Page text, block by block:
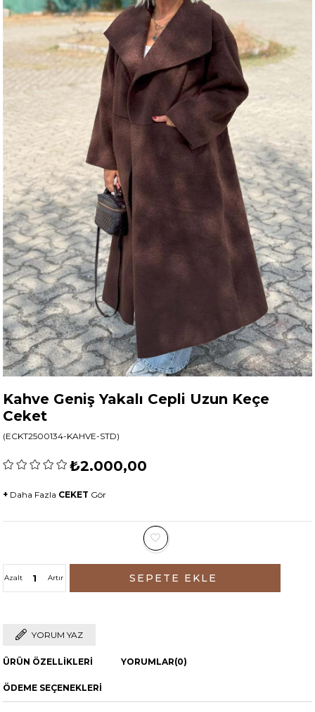
Kahve Geniş Yakalı Cepli Uzun Keçe
Ceket
(ECKT2500134-KAHVE-STD)
₺2.000,00
+ Daha Fazla CEKET Gör
Artır
Azalt
YORUM YAZ
ÜRÜN ÖZELLIKLERI YORUMLAR(0)
ÖDEME SEÇENEKLERI